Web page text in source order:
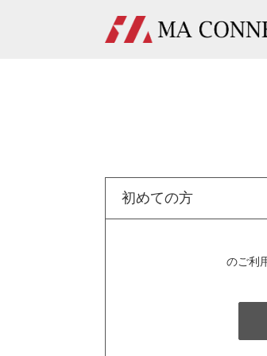
初めての方
のご利